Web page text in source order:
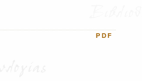
PDF